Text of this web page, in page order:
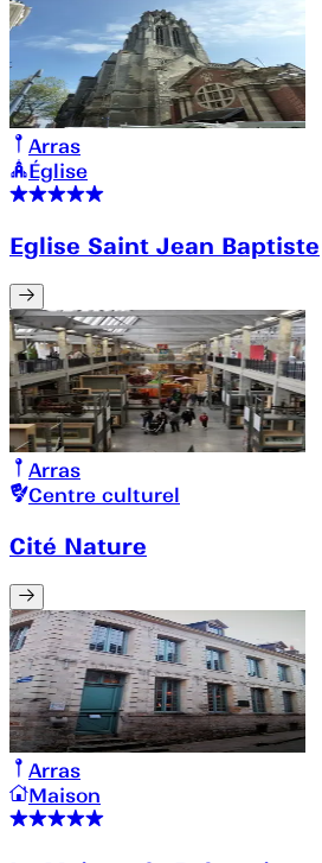
Arras
Église
Eglise Saint Jean Baptiste
Arras
Centre culturel
Cité Nature
Arras
Maison